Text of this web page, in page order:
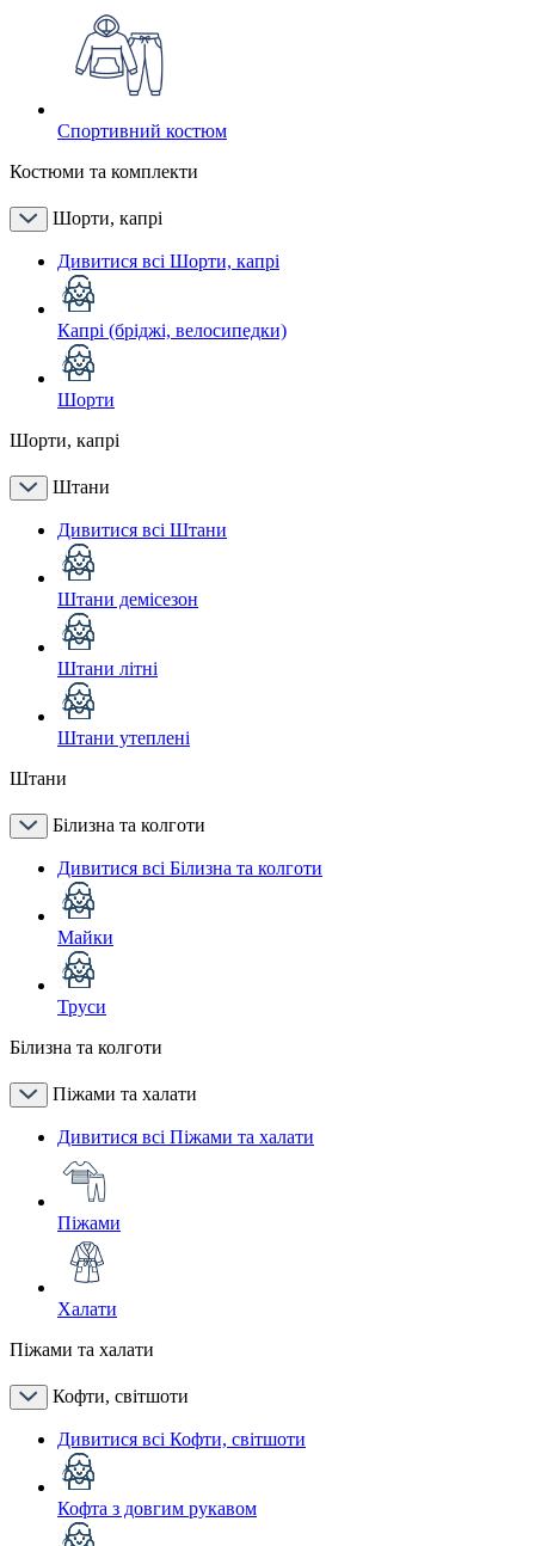
Спортивний костюм
Костюми та комплекти
Шорти, капрі
Дивитися всі Шорти, капрі
Капрі (бріджі, велосипедки)
Шорти
Шорти, капрі
Штани
Дивитися всі Штани
Штани демісезон
Штани літні
Штани утеплені
Штани
Білизна та колготи
Дивитися всі Білизна та колготи
Майки
Труси
Білизна та колготи
Піжами та халати
Дивитися всі Піжами та халати
Піжами
Халати
Піжами та халати
Кофти, світшоти
Дивитися всі Кофти, світшоти
Кофта з довгим рукавом